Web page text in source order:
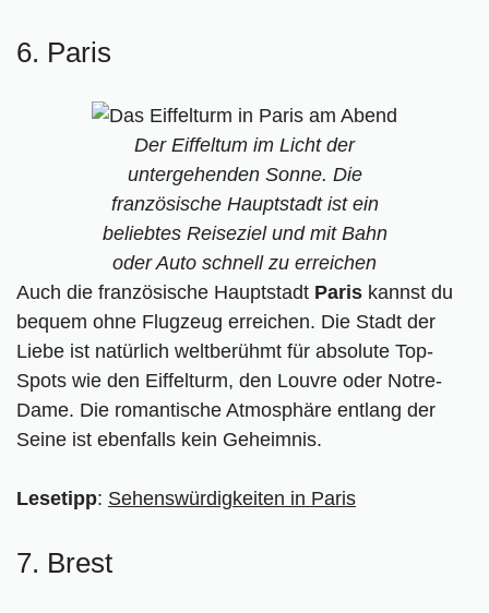
6. Paris
Der Eiffeltum im Licht der
untergehenden Sonne. Die
französische Hauptstadt ist ein
beliebtes Reiseziel und mit Bahn
oder Auto schnell zu erreichen
Auch die französische Hauptstadt Paris kannst du
bequem ohne Flugzeug erreichen. Die Stadt der
Liebe ist natürlich weltberühmt für absolute Top-
Spots wie den Eiffelturm, den Louvre oder Notre-
Dame. Die romantische Atmosphäre entlang der
Seine ist ebenfalls kein Geheimnis.
Lesetipp: Sehenswürdigkeiten in Paris
7. Brest